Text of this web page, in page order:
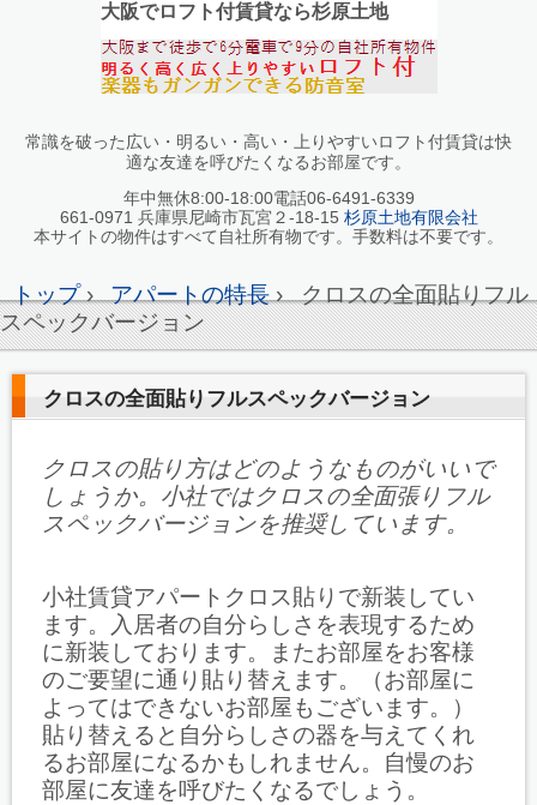
大阪でロフト付賃貸なら杉原土地
常識を破った広い・明るい・高い・上りやすいロフト付賃貸は快
適な友達を呼びたくなるお部屋です。
年中無休8:00-18:00電話06-6491-6339
661-0971 兵庫県尼崎市瓦宮２-18-15 杉原土地有限会社
本サイトの物件はすべて自社所有物です。手数料は不要です。
トップ› アパートの特長› クロスの全面貼りフル
スペックバージョン
クロスの全面貼りフルスペックバージョン
クロスの貼り方はどのようなものがいいで
しょうか。小社ではクロスの全面張りフル
スペックバージョンを推奨しています。
小社賃貸アパートクロス貼りで新装してい
ます。入居者の自分らしさを表現するため
に新装しております。またお部屋をお客様
のご要望に通り貼り替えます。（お部屋に
よってはできないお部屋もございます。）
貼り替えると自分らしさの器を与えてくれ
るお部屋になるかもしれません。自慢のお
部屋に友達を呼びたくなるでしょう。